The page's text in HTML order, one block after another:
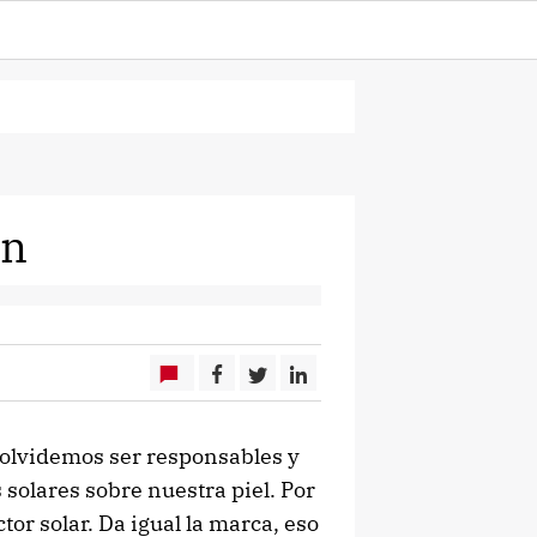
ser responsables y
sobre nuestra piel. Por
solar. Da igual la marca, eso